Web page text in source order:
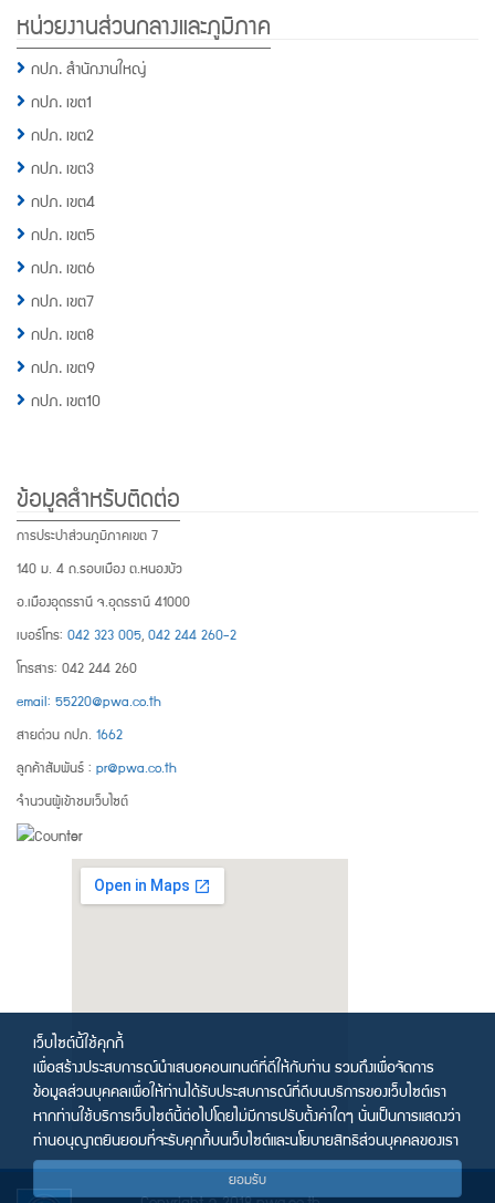
หน่วยงานส่วนกลางและภูมิภาค
กปภ. สำนักงานใหญ่
กปภ. เขต1
กปภ. เขต2
กปภ. เขต3
กปภ. เขต4
กปภ. เขต5
กปภ. เขต6
กปภ. เขต7
กปภ. เขต8
กปภ. เขต9
กปภ. เขต10
ข้อมูลสำหรับติดต่อ
การประปาส่วนภูมิภาคเขต 7
140 ม. 4 ถ.รอบเมือง ต.หนองบัว
อ.เมืองอุดรธานี จ.อุดรธานี 41000
เบอร์โทร: 042 323 005,042 244 260-2
โทรสาร: 042 244 260
email: 55220@pwa.co.th
สายด่วน กปภ. 1662
ลูกค้าสัมพันธ์ : pr@pwa.co.th
จำนวนผู้เข้าชมเว็บไซต์
เว็บไซต์นี้ใช้คุกกี้
เพื่อสร้างประสบการณ์นำเสนอคอนเทนต์ที่ดีให้กับท่าน รวมถึงเพื่อจัดการ
ข้อมูลส่วนบุคคลเพื่อให้ท่านได้รับประสบการณ์ที่ดีบนบริการของเว็บไซต์เรา
หากท่านใช้บริการเว็บไซต์นี้ต่อไปโดยไม่มีการปรับตั้งค่าใดๆ นั่นเป็นการแสดงว่า
ท่านอนุญาตยินยอมที่จะรับคุกกี้บนเว็บไซต์และนโยบายสิทธิส่วนบุคคลของเรา
ยอมรับ